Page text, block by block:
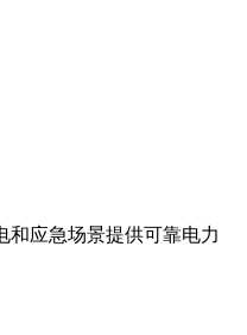
和应急场景提供可靠电力